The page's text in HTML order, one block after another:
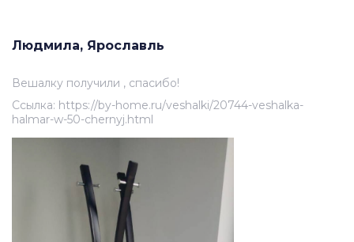
Людмила, Ярославль
Вешалку получили , спасибо!
Ссылка: https://by-home.ru/veshalki/20744-veshalka-
halmar-w-50-chernyj.html